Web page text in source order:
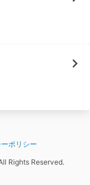
ポリシー
Rights Reserved.